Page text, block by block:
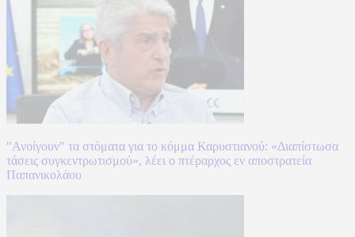
"Ανοίγουν" τα στόματα για το κόμμα Καρυστιανού: «Διαπίστωσα
τάσεις συγκεντρωτισμού», λέει ο πτέραρχος εν αποστρατεία
Παπανικολάου